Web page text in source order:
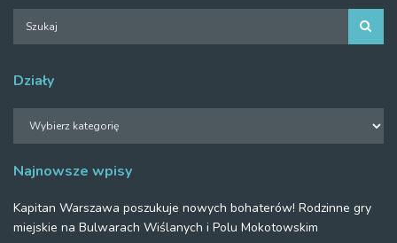
Działy
Najnowsze wpisy
Kapitan Warszawa poszukuje nowych bohaterów! Rodzinne gry
miejskie na Bulwarach Wiślanych i Polu Mokotowskim